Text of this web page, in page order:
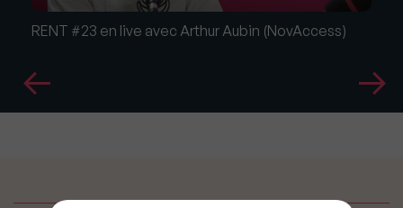
RENT #23 en live avec Arthur Aubin (NovAccess)